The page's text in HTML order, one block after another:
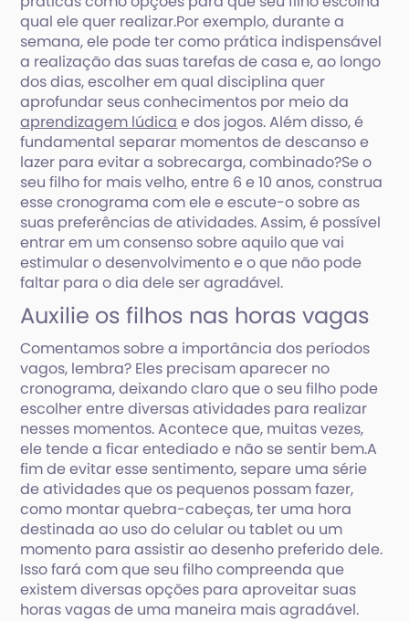
qual ele quer realizar.Por exemplo, durante a
semana, ele pode ter como prática indispensável
a realização das suas tarefas de casa e, ao longo
dos dias, escolher em qual disciplina quer
aprofundar seus conhecimentos por meio da
aprendizagem lúdica e dos jogos. Além disso, é
fundamental separar momentos de descanso e
lazer para evitar a sobrecarga, combinado?Se o
seu filho for mais velho, entre 6 e 10 anos, construa
esse cronograma com ele e escute-o sobre as
suas preferências de atividades. Assim, é possível
entrar em um consenso sobre aquilo que vai
estimular o desenvolvimento e o que não pode
faltar para o dia dele ser agradável.
Auxilie os filhos nas horas vagas
Comentamos sobre a importância dos períodos
vagos, lembra? Eles precisam aparecer no
cronograma, deixando claro que o seu filho pode
escolher entre diversas atividades para realizar
nesses momentos. Acontece que, muitas vezes,
ele tende a ficar entediado e não se sentir bem.A
fim de evitar esse sentimento, separe uma série
de atividades que os pequenos possam fazer,
como montar quebra-cabeças, ter uma hora
destinada ao uso do celular ou tablet ou um
momento para assistir ao desenho preferido dele.
Isso fará com que seu filho compreenda que
existem diversas opções para aproveitar suas
horas vagas de uma maneira mais agradável.